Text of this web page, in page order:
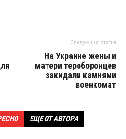
Следующая статья
На Украине жены и
матери тероборонцев
закидали камнями
военкомат
ЕЩЕ ОТ АВТОРА